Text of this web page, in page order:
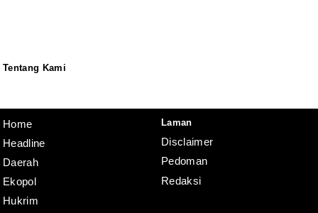
Tentang Kami
Home
Headline
Daerah
Ekopol
Hukrim
Laman
Disclaimer
Pedoman
Redaksi